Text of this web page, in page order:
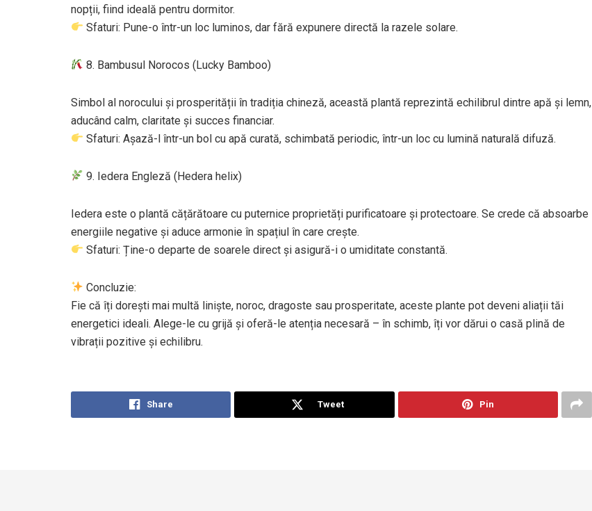
nopții, fiind ideală pentru dormitor.
Sfaturi: Pune-o într-un loc luminos, dar fără expunere directă la razele solare.
8. Bambusul Norocos (Lucky Bamboo)
Simbol al norocului și prosperității în tradiția chineză, această plantă reprezintă echilibrul dintre apă și lemn,
aducând calm, claritate și succes financiar.
Sfaturi: Așază-l într-un bol cu apă curată, schimbată periodic, într-un loc cu lumină naturală difuză.
9. Iedera Engleză (Hedera helix)
Iedera este o plantă cățărătoare cu puternice proprietăți purificatoare și protectoare. Se crede că absoarbe
energiile negative și aduce armonie în spațiul în care crește.
Sfaturi: Ține-o departe de soarele direct și asigură-i o umiditate constantă.
Concluzie:
Fie că îți dorești mai multă liniște, noroc, dragoste sau prosperitate, aceste plante pot deveni aliații tăi
energetici ideali. Alege-le cu grijă și oferă-le atenția necesară – în schimb, îți vor dărui o casă plină de
vibrații pozitive și echilibru.
Share Tweet Pin